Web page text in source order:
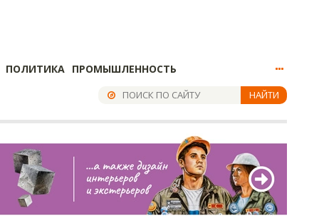
ПОЛИТИКА ПРОМЫШЛЕННОСТЬ
НАЙТИ